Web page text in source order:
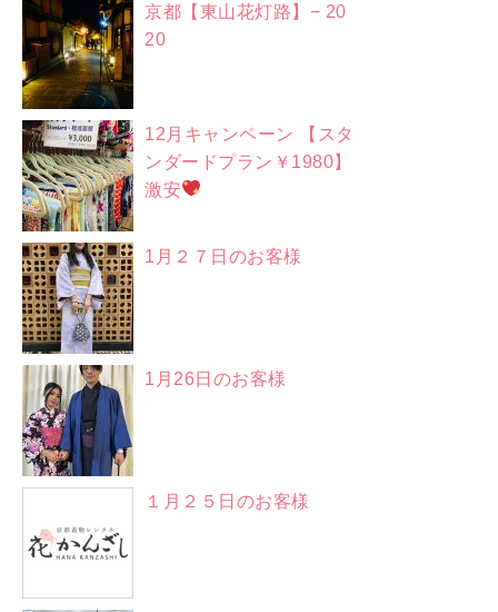
京都【東山花灯路】− 20
20
12月キャンペーン 【スタ
ンダードプラン￥1980】
激安
1月２７日のお客様
1月26日のお客様
１月２５日のお客様